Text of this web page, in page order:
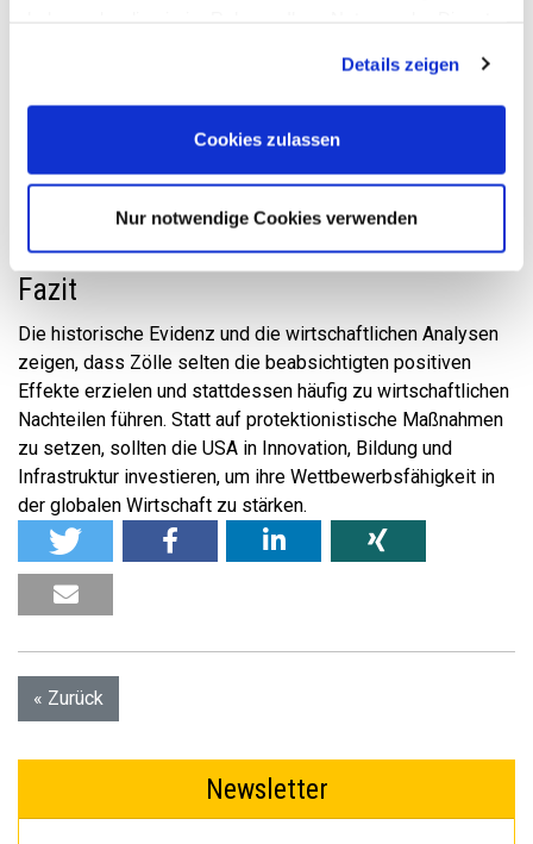
Cookies, wenn Sie unsere Webseite weiterhin nutzen.
Details zeigen
Cookies zulassen
Nur notwendige Cookies verwenden
               Importe aus Land X
Das ergibt einen Zoll, der umso höher ausfällt, je
größer das Handelsdefizit im Verhältnis zu den
Fazit
Die historische Evidenz und die wirtschaftlichen Analysen
zeigen, dass Zölle selten die beabsichtigten positiven
Effekte erzielen und stattdessen häufig zu wirtschaftlichen
Nachteilen führen. Statt auf protektionistische Maßnahmen
zu setzen, sollten die USA in Innovation, Bildung und
Infrastruktur investieren, um ihre Wettbewerbsfähigkeit in
der globalen Wirtschaft zu stärken.​
« Zurück
Newsletter